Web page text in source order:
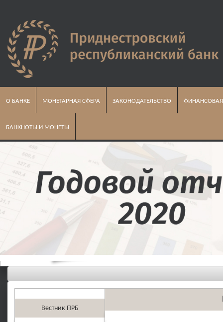
О БАНКЕ МОНЕТАРНАЯ СФЕРА ЗАКОНОДАТЕЛЬСТВО
БАНКНОТЫ И МОНЕТЫ
Вестник ПРБ